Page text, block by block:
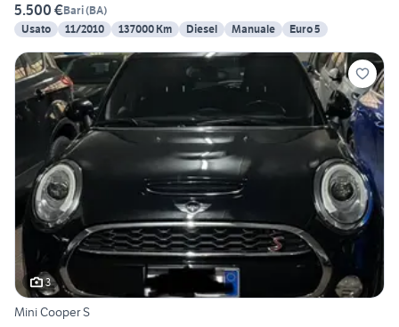
5.500 €Bari(BA)
Usato
11/2010 137000 Km Diesel Manuale Euro 5
3
Mini Cooper S